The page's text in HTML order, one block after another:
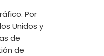
Por
Unidos y
de
de